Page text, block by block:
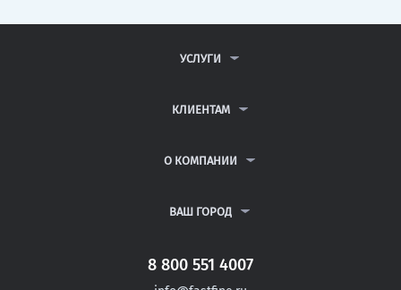
УСЛУГИ
ДИПЛОМНЫЕ РАБОТЫ
РЕФЕРАТЫ
КЛИЕНТАМ
ВОПРОСЫ И ОТВЕТЫ
ПОЛИТИКА КОНФИДЕНЦИАЛЬНОСТИ
О КОМПАНИИ
КОНТАКТЫ
ВАШ ГОРОД
САНКТ-ПЕТЕРБУРГ
СЕВАСТОПОЛЬ
8 800 551 4007